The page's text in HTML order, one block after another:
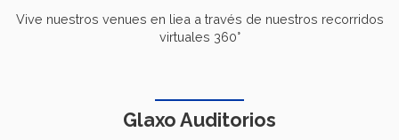
Vive nuestros venues en liea a través de nuestros recorridos
virtuales 360°
Glaxo Auditorios